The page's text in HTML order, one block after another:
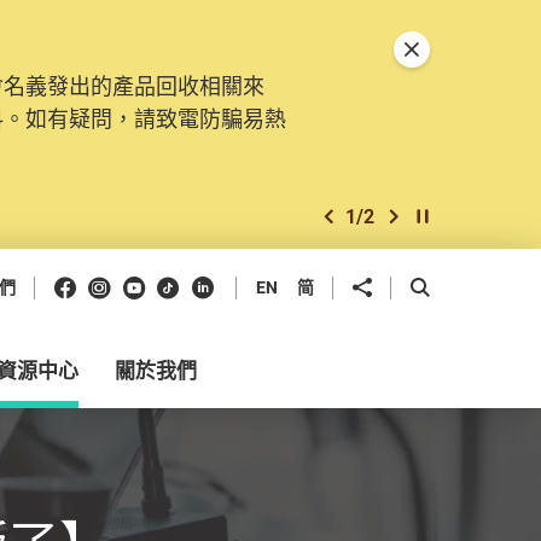
義發出的產品回收相關來
如有疑問，請致電防騙易熱
上一個
1/2 下一個開始/暫停幻燈
關閉特別通告
Facebook
Instagram
Youtube
抖音領英 EN 简 分享到 開啟搜尋框
源中心 關於我們